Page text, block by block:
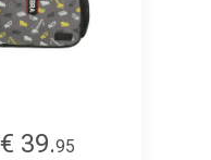
€ 39.95